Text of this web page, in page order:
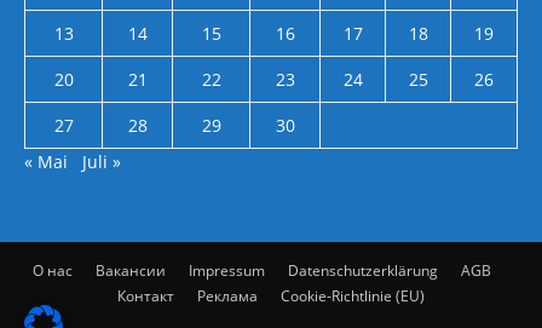
13
14 15 16 17 18
19
20
21 22 23 24 25
26
27
28 29
30
« Mai
Juli »
О нас Вакансии Impressum Datenschutzerklärung
AGB
Контакт
Реклама Cookie-Richtlinie (EU)